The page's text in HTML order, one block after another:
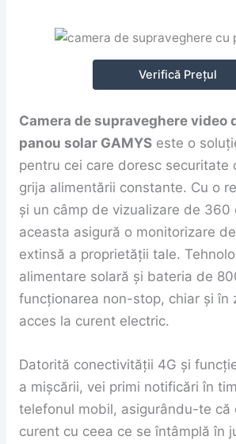
Verifică Prețul
Camera de supraveghere video
panou solar GAMYSeste o
pentru cei care doresc securitate
grija alimentării constante. Cu o
și un câmp de vizualizare de 360
aceasta asigură o monitorizare
extinsă a proprietății tale.
alimentare solară și bateria de
funcționarea non-stop, chiar și în
acces la curent electric.
Datorită conectivității 4G și
a mișcării, vei primi notificări în
telefonul mobil, asigurându-te că
curent cu ceea ce se întâmplă în